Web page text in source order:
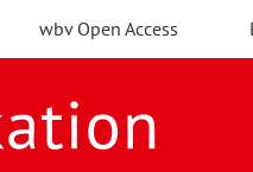
wbv Open Access